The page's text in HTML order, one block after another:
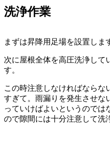
洗浄作業
まずは昇降用足場を設置しま
次に屋根全体を高圧洗浄して
す。
この時注意しなければならな
すぎて。雨漏りを発生させな
っていけばよいというのでは
ので隙間には十分注意して洗